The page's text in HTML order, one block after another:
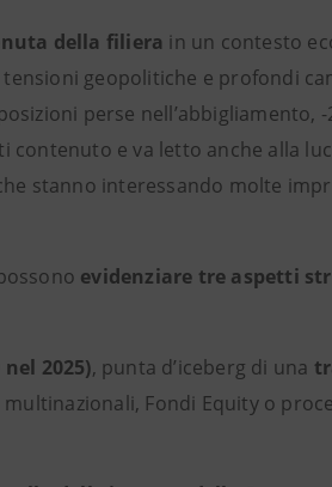
della filiera in un contesto
geopolitiche e profondi
perse nell’abbigliamento,
contenuto e va letto anche alla
stanno interessando molte
evidenziare tre aspetti
2025), punta d’iceberg di una
Fondi Equity o